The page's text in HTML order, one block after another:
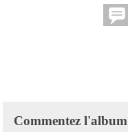
Commentez l'album